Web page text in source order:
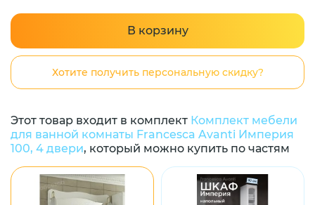
В корзину
Хотите получить персональную скидку?
Этот товар входит в комплект Комплект мебели
для ванной комнаты Francesca Avanti Империя
100, 4 двери, который можно купить по частям